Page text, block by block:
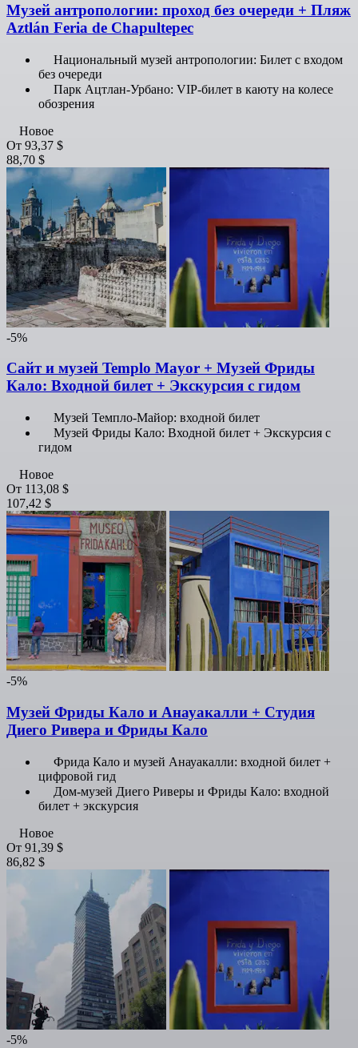
Музей антропологии: проход без очереди + Пляж
Aztlán Feria de Chapultepec
Национальный музей антропологии: Билет с входом
без очереди
Парк Ацтлан-Урбано: VIP-билет в каюту на колесе
обозрения
Новое
От 93,37 $
88,70 $
-5%
Сайт и музей Templo Mayor + Музей Фриды
Кало: Входной билет + Экскурсия с гидом
Музей Темпло-Майор: входной билет
Музей Фриды Кало: Входной билет + Экскурсия с
гидом
Новое
От 113,08 $
107,42 $
-5%
Музей Фриды Кало и Анауакалли + Студия
Диего Ривера и Фриды Кало
Фрида Кало и музей Анауакалли: входной билет +
цифровой гид
Дом-музей Диего Риверы и Фриды Кало: входной
билет + экскурсия
Новое
От 91,39 $
86,82 $
-5%